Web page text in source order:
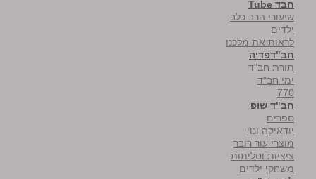
חבד Tube
שיעורי הרב כלב
ילדים
לראות את מלכנו
חב"דפדיה
תורת חב"ד
ימי חב"ד
770
חב"ד שופ
ספרים
יודאיקה ונוי
מוצרי עור רובר
ציציות וטליתות
משחקי ילדים